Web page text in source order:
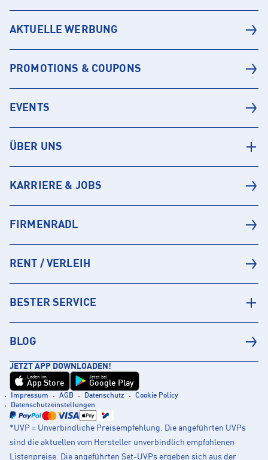
AKTUELLE WERBUNG
PROMOTIONS & COUPONS
EVENTS
ÜBER UNS
KARRIERE & JOBS
FIRMENRADL
RENT / VERLEIH
BESTER SERVICE
BLOG
JETZT APP DOWNLOADEN!
Laden im
App Store
Jetzt bei
Google Play
Impressum AGB Datenschutz
Cookie Policy
Datenschutzeinstellungen
*UVP = Unverbindliche Preisempfehlung. Die angeführten UVPs
sind die aktuellen vom Hersteller unverbindlich empfohlenen
Listenpreise. Die angeführten Set-UVPs ergeben sich aus der